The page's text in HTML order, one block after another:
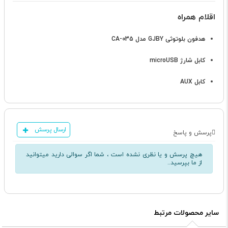
اقلام همراه
هدفون بلوتوثی GJBY مدل CA-035
کابل شارژ microUSB
کابل AUX
پرسش و پاسخ ارسال پرسش
هیچ پرسش و یا نظری نشده است ، شما اگر سوالی دارید میتوانید
از ما بپرسید..
سایر محصولات مرتبط